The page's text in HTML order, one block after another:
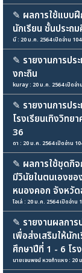
✎ ผลการใช้แบบฝึ
นักเรียน ชั้นประถ
นี : 20 ม.ค. 2564 เปิดอ่าน
✎ รายงานการปร
งกะถิน
kuray : 20 ม.ค. 2564 เปิดอ่า
✎ รายงานการปร
โรงเรียนเทิงวิทย
36
ดา : 20 ม.ค. 2564 เปิดอ่าน
✎ ผลการใช้ชุดกิ
มีวินัยในตนเองขอ
หนองคอก จังหวัด
โอเล่ : 20 ม.ค. 2564 เปิดอ่าน
✎ รายงานผลการ
เพื่อส่งเสริมให้นัก
ศึกษาปีที่ 1 - 6 โร
นายเจนพจน์ หวงกำแหง : 20